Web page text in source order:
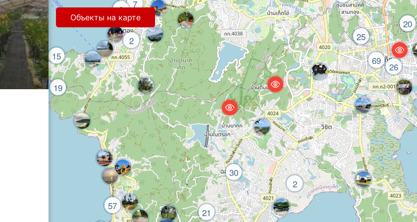
Объекты на карте
57
3
15
2
19
8 7
21
2
30
69
25
26
20